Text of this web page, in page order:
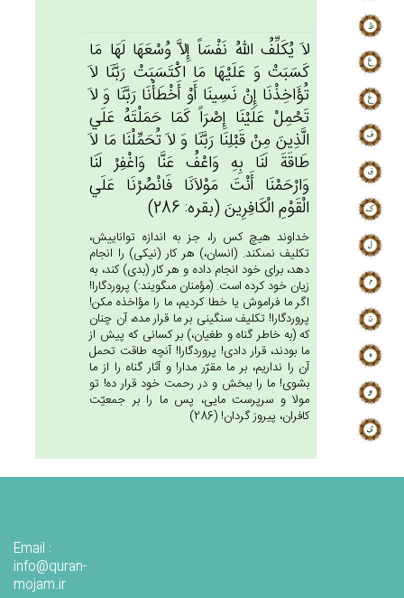
لاَ يُكَلِّف‌ُ الله‌ُ نَفْسَاً إِلاَّ وُسْعَهَا لَهَا مَا
كَسَبَت‌ْ وَ عَلَيْهَا مَا اكْتَسَبَت‌ْ رَبَّنَا لاَ
تُؤَاخِذْنَا إِنْ‌ نَسِينَا أَوْ أَخْطَأْنَا رَبَّنَا وَ لاَ
تَحْمِل‌ْ عَلَيْنَا إِصْرَاً كَمَا حَمَلْتَه‌ُ عَلَي‌
الَّذِين‌َ مِن‌ْ قَبْلِنَا رَبَّنَا وَ لاَ تُحَمِّلْنَا مَا لاَ
طَاقَة‌َ لَنَا بِه‌ِ وَاعْف‌ُ عَنَّا وَاغْفِرْ لَنَا
وَارْحَمْنَا أَنْت‌َ مَوْلاَنَا فَانْصُرْنَا عَلَي‌
الْقَوْم‌ِ الْكَافِرِين‌َ (بقره: 286)
خداوند هيچ كس را، جز به اندازه تواناييش،
تكليف نمى‏كند. (انسان،) هر كار (نيكى) را انجام
دهد، براى خود انجام داده و هر كار (بدى) كند، به
زيان خود كرده است. (مؤمنان مى‏گويند:) پروردگارا!
اگر ما فراموش يا خطا كرديم، ما را مؤاخذه مكن!
پروردگارا! تكليف سنگينى بر ما قرار مده، آن چنان
كه (به خاطر گناه و طغيان،) بر كسانى كه پيش از
ما بودند، قرار دادى! پروردگارا! آنچه طاقت تحمل
آن را نداريم، بر ما مقرّر مدار! و آثار گناه را از ما
بشوى! ما را ببخش و در رحمت خود قرار ده! تو
مولا و سرپرست مايى، پس ما را بر جمعيّت
كافران، پيروز گردان! (286)
Email :
info@quran-
mojam.ir